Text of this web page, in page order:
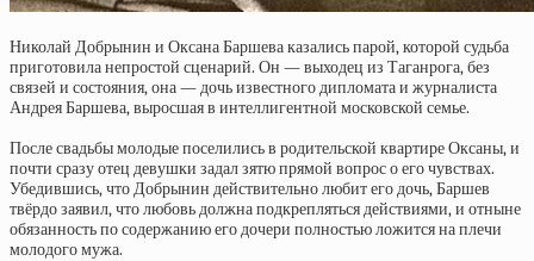
Николай Добрынин и Оксана Баршева казались парой, которой судьба
приготовила непростой сценарий. Он — выходец из Таганрога, без
связей и состояния, она — дочь известного дипломата и журналиста
Андрея Баршева, выросшая в интеллигентной московской семье.
После свадьбы молодые поселились в родительской квартире Оксаны, и
почти сразу отец девушки задал зятю прямой вопрос о его чувствах.
Убедившись, что Добрынин действительно любит его дочь, Баршев
твёрдо заявил, что любовь должна подкрепляться действиями, и отныне
обязанность по содержанию его дочери полностью ложится на плечи
молодого мужа.